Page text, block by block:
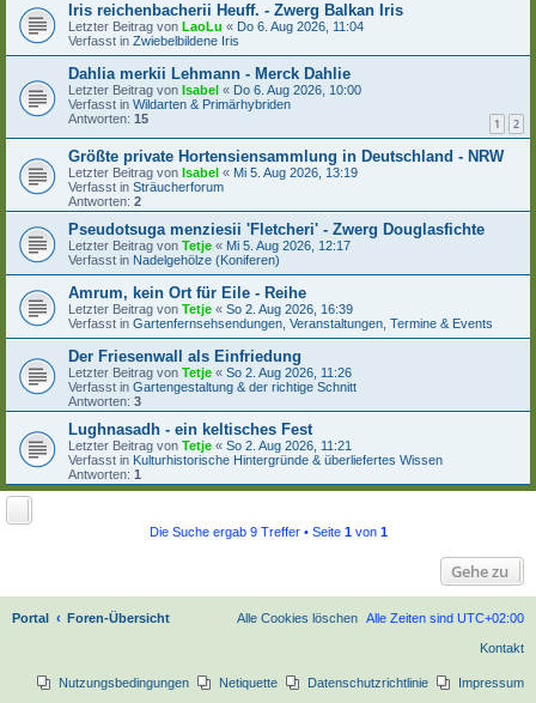
Iris reichenbacherii Heuff. - Zwerg Balkan Iris
Letzter Beitrag von LaoLu « Do 6. Aug 2026, 11:04
Verfasst in Zwiebelbildene Iris
Dahlia merkii Lehmann - Merck Dahlie
Letzter Beitrag von Isabel « Do 6. Aug 2026, 10:00
Verfasst in Wildarten & Primärhybriden
Antworten: 15 1 2
Größte private Hortensiensammlung in Deutschland - NRW
Letzter Beitrag von Isabel « Mi 5. Aug 2026, 13:19
Verfasst in Sträucherforum
Antworten: 2
Pseudotsuga menziesii 'Fletcheri' - Zwerg Douglasfichte
Letzter Beitrag von Tetje « Mi 5. Aug 2026, 12:17
Verfasst in Nadelgehölze (Koniferen)
Amrum, kein Ort für Eile - Reihe
Letzter Beitrag von Tetje « So 2. Aug 2026, 16:39
Verfasst in Gartenfernsehsendungen, Veranstaltungen, Termine & Events
Der Friesenwall als Einfriedung
Letzter Beitrag von Tetje « So 2. Aug 2026, 11:26
Verfasst in Gartengestaltung & der richtige Schnitt
Antworten: 3
Lughnasadh - ein keltisches Fest
Letzter Beitrag von Tetje « So 2. Aug 2026, 11:21
Verfasst in Kulturhistorische Hintergründe & überliefertes Wissen
Antworten: 1
Die Suche ergab 9 Treffer • Seite 1von 1
Gehe zu
Portal Foren-Übersicht Alle Zeiten sind UTC+02:00
Alle Cookies löschen
Kontakt
Impressum
Datenschutzrichtlinie
Netiquette
Nutzungsbedingungen